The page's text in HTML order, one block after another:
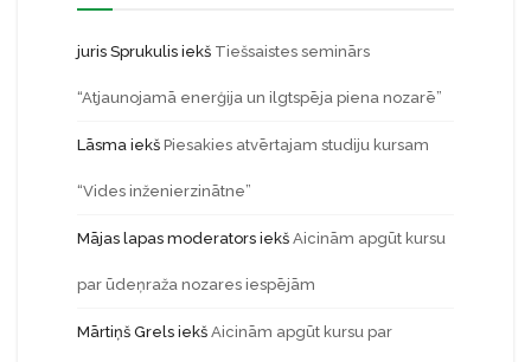
juris Sprukulis iekš Tiešsaistes seminārs
“Atjaunojamā enerģija un ilgtspēja piena nozarē”
Lāsma iekš Piesakies atvērtajam studiju kursam
“Vides inženierzinātne”
Mājas lapas moderators iekš Aicinām apgūt kursu
par ūdeņraža nozares iespējām
Mārtiņš Grels iekš Aicinām apgūt kursu par